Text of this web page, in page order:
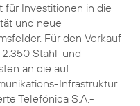
für Investitionen in die
und neue
Für den Verkauf
Stahl-und
an die auf
Infrastruktur
Telefónica S.A.-